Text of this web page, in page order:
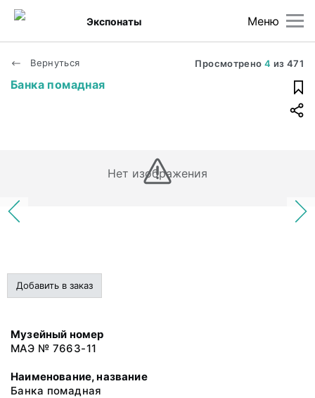
Меню
Экспонаты
Вернуться Просмотрено 4 из 471
Банка помадная
Нет изображения
Добавить в заказ
Музейный номер
МАЭ № 7663-11
Наименование, название
Банка помадная